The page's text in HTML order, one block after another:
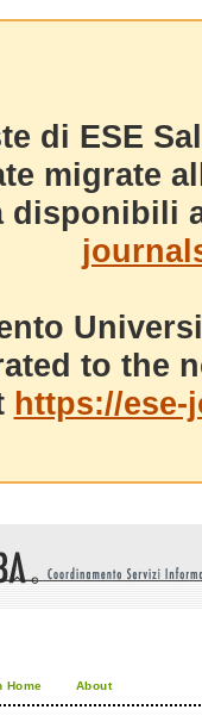
di ESE
migrate
disponibili
to the
https://
Home About